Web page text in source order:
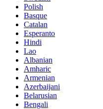
Polish
Basque
Catalan
Esperanto
Hindi
Lao
Albanian
Amharic
Armenian
Azerbaijani
Belarusian
Bengali